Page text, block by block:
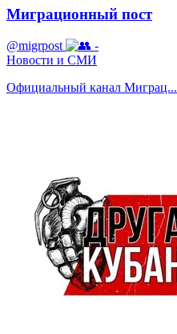
Миграционный пост
@migrpost
-
Новости и СМИ
Официальный канал Миграц...